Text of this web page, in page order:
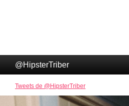
@HipsterTriber
Tweets de @HipsterTriber